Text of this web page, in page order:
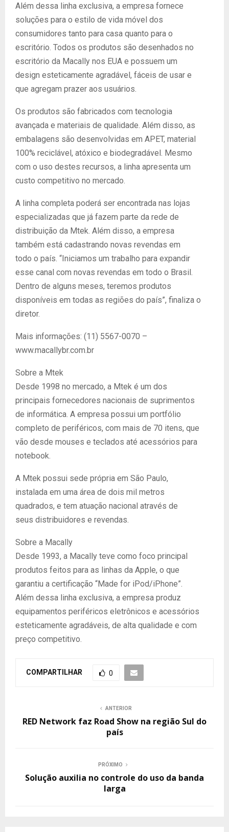
Além dessa linha exclusiva, a empresa fornece
soluções para o estilo de vida móvel dos
consumidores tanto para casa quanto para o
escritório. Todos os produtos são desenhados no
escritório da Macally nos EUA e possuem um
design esteticamente agradável, fáceis de usar e
que agregam prazer aos usuários.
Os produtos são fabricados com tecnologia
avançada e materiais de qualidade. Além disso, as
embalagens são desenvolvidas em APET, material
100% reciclável, atóxico e biodegradável. Mesmo
com o uso destes recursos, a linha apresenta um
custo competitivo no mercado.
A linha completa poderá ser encontrada nas lojas
especializadas que já fazem parte da rede de
distribuição da Mtek. Além disso, a empresa
também está cadastrando novas revendas em
todo o país. “Iniciamos um trabalho para expandir
esse canal com novas revendas em todo o Brasil.
Dentro de alguns meses, teremos produtos
disponíveis em todas as regiões do país”, finaliza o
diretor.
Mais informações: (11) 5567-0070 –
www.macallybr.com.br
Sobre a Mtek
Desde 1998 no mercado, a Mtek é um dos
principais fornecedores nacionais de suprimentos
de informática. A empresa possui um portfólio
completo de periféricos, com mais de 70 itens, que
vão desde mouses e teclados até acessórios para
notebook.
A Mtek possui sede própria em São Paulo,
instalada em uma área de dois mil metros
quadrados, e tem atuação nacional através de
seus distribuidores e revendas.
Sobre a Macally
Desde 1993, a Macally teve como foco principal
produtos feitos para as linhas da Apple, o que
garantiu a certificação “Made for iPod/iPhone”.
Além dessa linha exclusiva, a empresa produz
equipamentos periféricos eletrônicos e acessórios
esteticamente agradáveis, de alta qualidade e com
preço competitivo.
COMPARTILHAR 0
ANTERIOR
RED Network faz Road Show na região Sul do
país
PRÓXIMO
Solução auxilia no controle do uso da banda
larga